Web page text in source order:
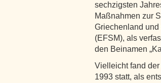
sechzigsten
Maßnahmen zur
Griechenland
(EFSM), als
den Beinamen
Vielleicht fand
1993 statt, als